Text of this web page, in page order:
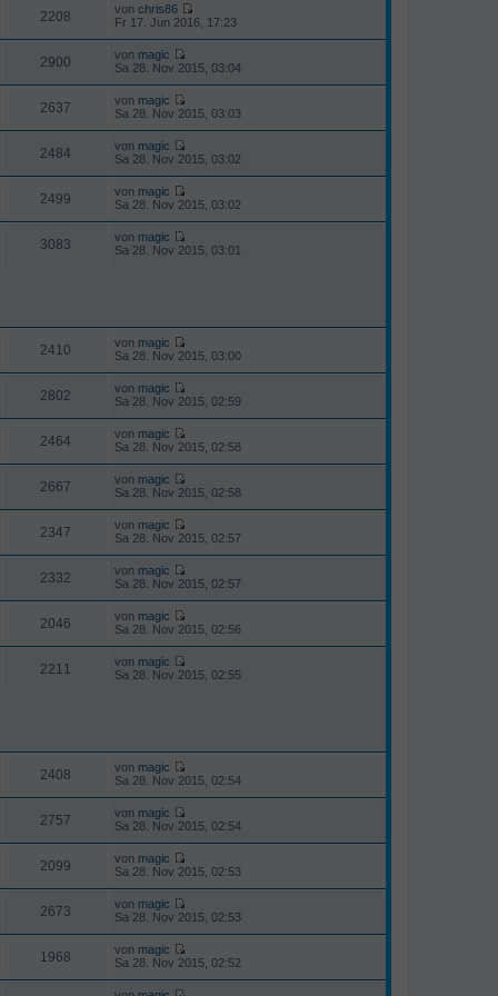
g
t
r
a
g
e
s
t
e
r
e
i
t
r
a
g
2208 von chris86
N
s
t
r
i
t
r
g
Fr 17. Jun 2016, 17:23
2900 von magic
N
s
t
r
i
t
r
g
Sa 28. Nov 2015, 03:04
2637 von magic
N
s
t
r
i
t
Sa 28. Nov 2015, 03:03
2484 von magic
N
s
t
r
a
Sa 28. Nov 2015, 03:02
2499 von magic
N
s
t
r
a
Sa 28. Nov 2015, 03:02
3083 von magic
N
e
B
t
r
a
Sa 28. Nov 2015, 03:01
2410 von magic
N
s
t
r
i
t
r
g
Sa 28. Nov 2015, 03:00
2802 von magic
N
s
t
r
i
t
r
g
Sa 28. Nov 2015, 02:59
2464 von magic
N
s
t
r
i
t
r
g
Sa 28. Nov 2015, 02:58
2667 von magic
N
s
t
r
i
t
r
g
Sa 28. Nov 2015, 02:58
2347 von magic
N
s
t
r
i
t
Sa 28. Nov 2015, 02:57
2332 von magic
N
s
t
r
a
Sa 28. Nov 2015, 02:57
2046 von magic
N
s
t
r
a
Sa 28. Nov 2015, 02:56
2211 von magic
N
e
B
t
r
a
Sa 28. Nov 2015, 02:55
2408 von magic
N
s
t
r
i
t
r
g
Sa 28. Nov 2015, 02:54
2757 von magic
N
s
t
r
i
t
r
Sa 28. Nov 2015, 02:54
2099 von magic
N
s
t
r
Sa 28. Nov 2015, 02:53
2673 von magic
N
s
t
Sa 28. Nov 2015, 02:53
1968 von magic
N
Sa 28. Nov 2015, 02:52